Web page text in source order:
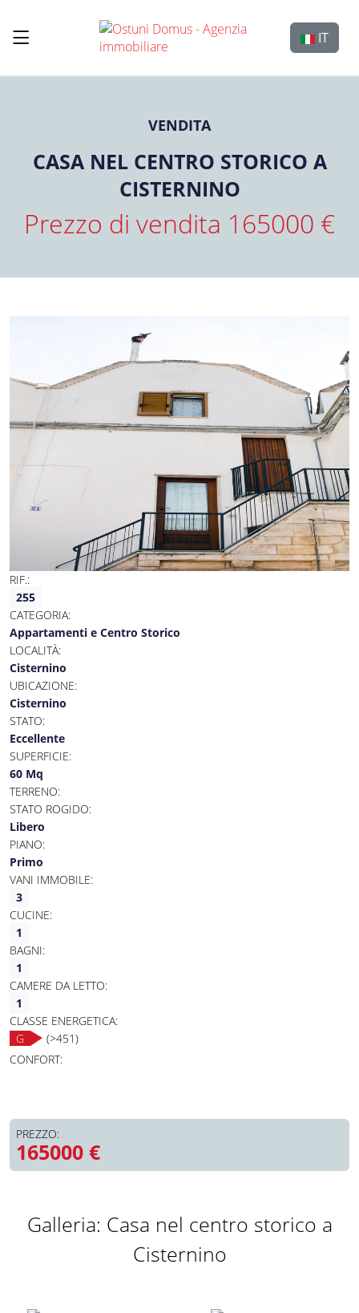
IT
VENDITA
CASA NEL CENTRO STORICO A
CISTERNINO
Prezzo di vendita 165000 €
RIF.:
255
CATEGORIA:
Appartamenti e Centro Storico
LOCALITÀ:
Cisternino
UBICAZIONE:
Cisternino
STATO:
Eccellente
SUPERFICIE:
60 Mq
TERRENO:
STATO ROGIDO:
Libero
PIANO:
Primo
VANI IMMOBILE:
3
CUCINE:
1
BAGNI:
1
CAMERE DA LETTO:
1
CLASSE ENERGETICA:
G
(>451)
CONFORT:
PREZZO:
165000 €
Galleria: Casa nel centro storico a
Cisternino